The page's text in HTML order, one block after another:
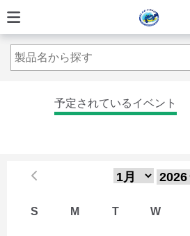
予定されているイベント
S M T W